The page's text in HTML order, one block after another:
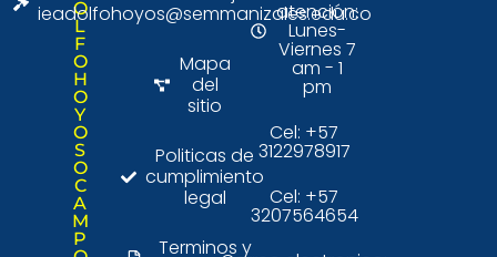
O
L
F
O
H
O
Y
O
S
O
C
A
M
P
ieadolfohoyos@semmanizales.edu.co
Mapa
del
sitio
Politicas de
cumplimiento
legal
Terminos y
atención:
Lunes-
Viernes 7
am - 1
pm
Cel: +57
3122978917
Cel: +57
3207564654